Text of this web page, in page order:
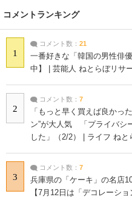
コメントランキング
1
コメント数： 21
一番好きな「韓国の男性俳
中】 | 芸能人 ねとらぼリサ
2
コメント数： 7
「もっと早く買えば良かっ
ン”が大人気 「プライバシ
した」（2/2） | ライフ ねと
3
コメント数： 7
兵庫県の「ケーキ」の名店
【7月12日は「デコレーシ